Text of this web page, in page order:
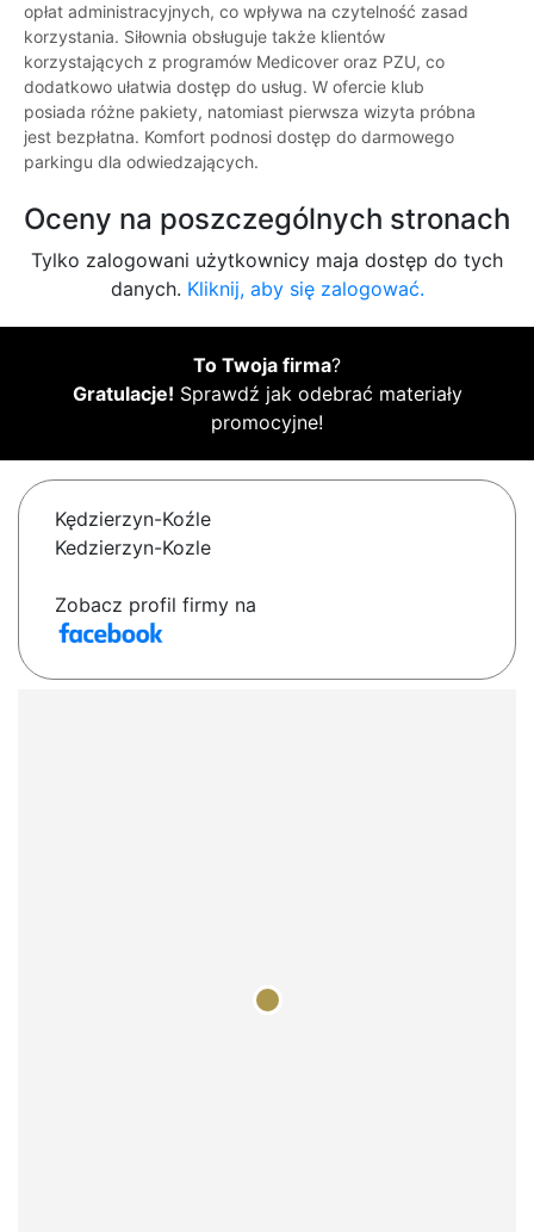
opłat administracyjnych, co wpływa na czytelność zasad
korzystania. Siłownia obsługuje także klientów
korzystających z programów Medicover oraz PZU, co
dodatkowo ułatwia dostęp do usług. W ofercie klub
posiada różne pakiety, natomiast pierwsza wizyta próbna
jest bezpłatna. Komfort podnosi dostęp do darmowego
parkingu dla odwiedzających.
Oceny na poszczególnych stronach
Tylko zalogowani użytkownicy maja dostęp do tych
danych. Kliknij, aby się zalogować.
To Twoja firma?
Gratulacje! Sprawdź jak odebrać materiały
promocyjne!
Kędzierzyn-Koźle
Kedzierzyn-Kozle
Zobacz profil firmy na